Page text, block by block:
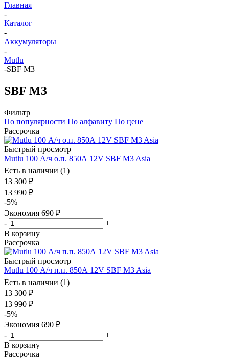
Главная
-
Каталог
-
Аккумуляторы
-
Mutlu
-SBF M3
SBF M3
Фильтр
По популярности По алфавиту По цене
Рассрочка
Быстрый просмотр
Mutlu 100 А/ч о.п. 850А 12V SBF M3 Asia
Есть в наличии (1)
13 300 ₽
13 990 ₽
-5%
Экономия 690 ₽
-
+
В корзину
Рассрочка
Быстрый просмотр
Mutlu 100 А/ч п.п. 850А 12V SBF M3 Asia
Есть в наличии (1)
13 300 ₽
13 990 ₽
-5%
Экономия 690 ₽
-
+
В корзину
Рассрочка